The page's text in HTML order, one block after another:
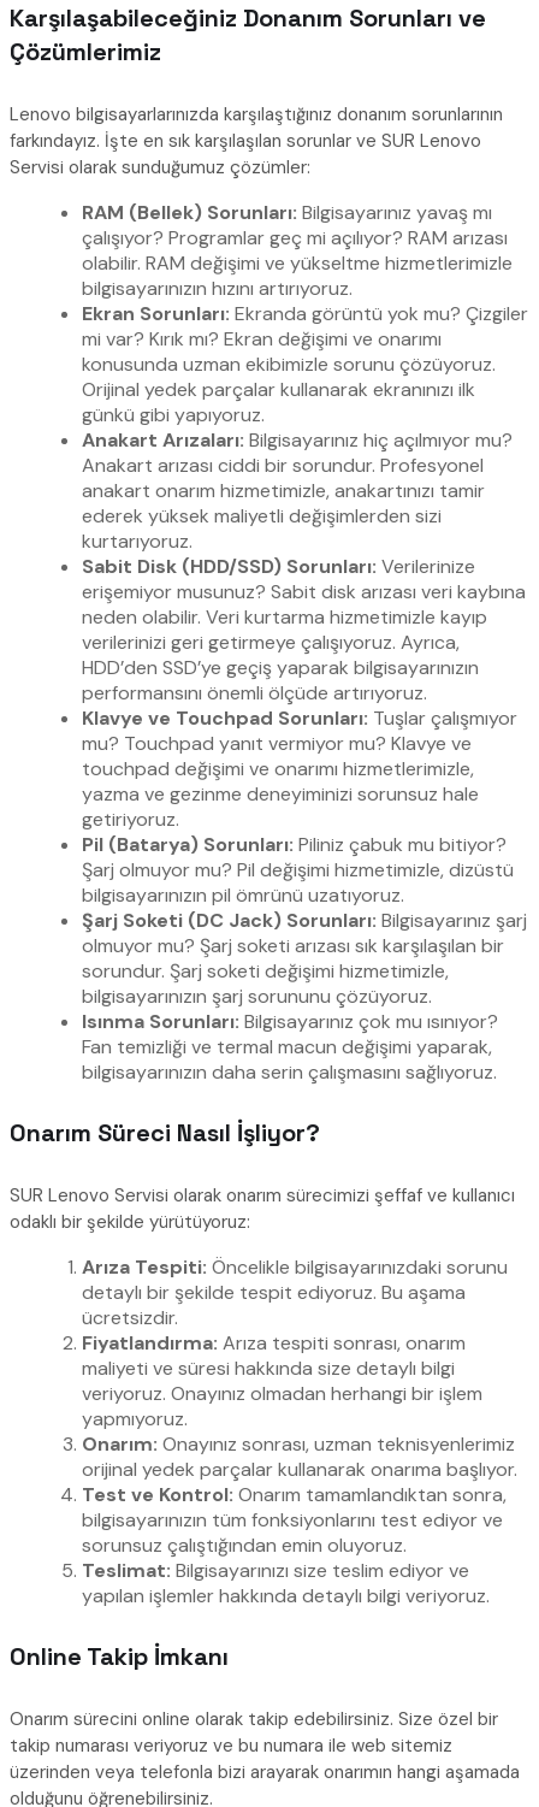
Karşılaşabileceğiniz Donanım Sorunları ve
Çözümlerimiz
Lenovo bilgisayarlarınızda karşılaştığınız donanım sorunlarının
farkındayız. İşte en sık karşılaşılan sorunlar ve SUR Lenovo
Servisi olarak sunduğumuz çözümler:
RAM (Bellek) Sorunları: Bilgisayarınız yavaş mı
çalışıyor? Programlar geç mi açılıyor? RAM arızası
olabilir. RAM değişimi ve yükseltme hizmetlerimizle
bilgisayarınızın hızını artırıyoruz.
Ekran Sorunları: Ekranda görüntü yok mu? Çizgiler
mi var? Kırık mı? Ekran değişimi ve onarımı
konusunda uzman ekibimizle sorunu çözüyoruz.
Orijinal yedek parçalar kullanarak ekranınızı ilk
günkü gibi yapıyoruz.
Anakart Arızaları: Bilgisayarınız hiç açılmıyor mu?
Anakart arızası ciddi bir sorundur. Profesyonel
anakart onarım hizmetimizle, anakartınızı tamir
ederek yüksek maliyetli değişimlerden sizi
kurtarıyoruz.
Sabit Disk (HDD/SSD) Sorunları: Verilerinize
erişemiyor musunuz? Sabit disk arızası veri kaybına
neden olabilir. Veri kurtarma hizmetimizle kayıp
verilerinizi geri getirmeye çalışıyoruz. Ayrıca,
HDD’den SSD’ye geçiş yaparak bilgisayarınızın
performansını önemli ölçüde artırıyoruz.
Klavye ve Touchpad Sorunları: Tuşlar çalışmıyor
mu? Touchpad yanıt vermiyor mu? Klavye ve
touchpad değişimi ve onarımı hizmetlerimizle,
yazma ve gezinme deneyiminizi sorunsuz hale
getiriyoruz.
Pil (Batarya) Sorunları: Piliniz çabuk mu bitiyor?
Şarj olmuyor mu? Pil değişimi hizmetimizle, dizüstü
bilgisayarınızın pil ömrünü uzatıyoruz.
Şarj Soketi (DC Jack) Sorunları: Bilgisayarınız şarj
olmuyor mu? Şarj soketi arızası sık karşılaşılan bir
sorundur. Şarj soketi değişimi hizmetimizle,
bilgisayarınızın şarj sorununu çözüyoruz.
Isınma Sorunları: Bilgisayarınız çok mu ısınıyor?
Fan temizliği ve termal macun değişimi yaparak,
bilgisayarınızın daha serin çalışmasını sağlıyoruz.
Onarım Süreci Nasıl İşliyor?
SUR Lenovo Servisi olarak onarım sürecimizi şeffaf ve kullanıcı
odaklı bir şekilde yürütüyoruz:
Arıza Tespiti: Öncelikle bilgisayarınızdaki sorunu
detaylı bir şekilde tespit ediyoruz. Bu aşama
ücretsizdir.
Fiyatlandırma: Arıza tespiti sonrası, onarım
maliyeti ve süresi hakkında size detaylı bilgi
veriyoruz. Onayınız olmadan herhangi bir işlem
yapmıyoruz.
Onarım: Onayınız sonrası, uzman teknisyenlerimiz
orijinal yedek parçalar kullanarak onarıma başlıyor.
Test ve Kontrol: Onarım tamamlandıktan sonra,
bilgisayarınızın tüm fonksiyonlarını test ediyor ve
sorunsuz çalıştığından emin oluyoruz.
Teslimat: Bilgisayarınızı size teslim ediyor ve
yapılan işlemler hakkında detaylı bilgi veriyoruz.
Online Takip İmkanı
Onarım sürecini online olarak takip edebilirsiniz. Size özel bir
takip numarası veriyoruz ve bu numara ile web sitemiz
üzerinden veya telefonla bizi arayarak onarımın hangi aşamada
olduğunu öğrenebilirsiniz.